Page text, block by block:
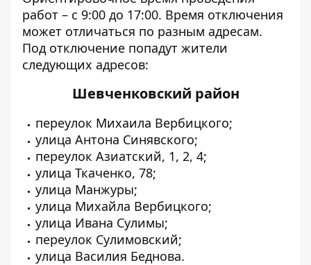
работ – с 9:00 до 17:00. Время отключения
может отличаться по разным адресам.
Под отключение попадут жители
следующих адресов:
Шевченковский район
переулок Михаила Вербицкого;
улица Антона Синявского;
переулок Азиатский, 1, 2, 4;
улица Ткаченко, 78;
улица Манжуры;
улица Михайла Вербицкого;
улица Ивана Сулимы;
переулок Сулимовский;
улица Василия Беднова.